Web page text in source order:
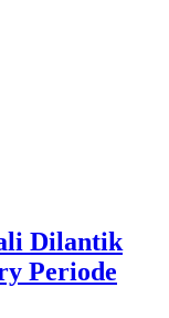
Dilantik
Periode